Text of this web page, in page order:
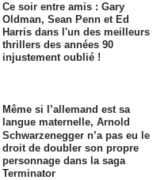
Ce soir entre amis : Gary
Oldman, Sean Penn et Ed
Harris dans l'un des meilleurs
thrillers des années 90
injustement oublié !
Même si l’allemand est sa
langue maternelle, Arnold
Schwarzenegger n’a pas eu le
droit de doubler son propre
personnage dans la saga
Terminator